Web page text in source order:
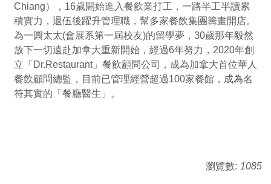
Chiang），16歲開始進入餐飲業打工，一路半工半讀累
積實力，退伍後躍升管理職，幫多家餐飲集團籌畫開店。
為一圓太太(會展系第一屆校友)的留學夢，30歲那年毅然
放下一切遠赴加拿大重新開始，經過6年努力，2020年創
立「Dr.Restaurant」餐飲顧問公司，成為加拿大首位華人
餐飲顧問總監，目前已管理經營超過100家餐館，成為名
符其實的「餐廳醫生」。
瀏覽數: 1085